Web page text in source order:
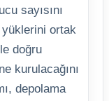
sayısını
yüklerini ortak
doğru
kurulacağını
depolama